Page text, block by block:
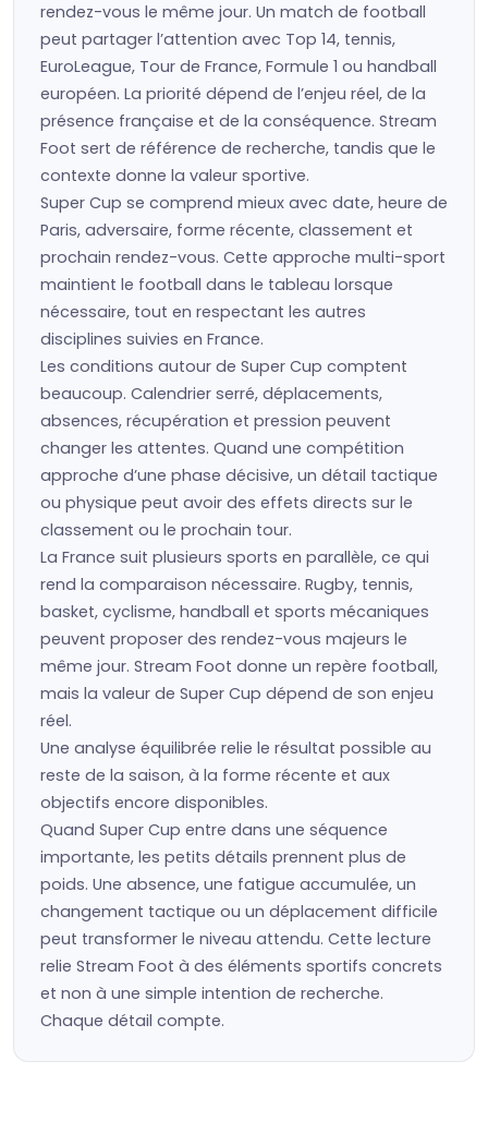
rendez-vous le même jour. Un match de football
peut partager l’attention avec Top 14, tennis,
EuroLeague, Tour de France, Formule 1 ou handball
européen. La priorité dépend de l’enjeu réel, de la
présence française et de la conséquence. Stream
Foot sert de référence de recherche, tandis que le
contexte donne la valeur sportive.
Super Cup se comprend mieux avec date, heure de
Paris, adversaire, forme récente, classement et
prochain rendez-vous. Cette approche multi-sport
maintient le football dans le tableau lorsque
nécessaire, tout en respectant les autres
disciplines suivies en France.
Les conditions autour de Super Cup comptent
beaucoup. Calendrier serré, déplacements,
absences, récupération et pression peuvent
changer les attentes. Quand une compétition
approche d’une phase décisive, un détail tactique
ou physique peut avoir des effets directs sur le
classement ou le prochain tour.
La France suit plusieurs sports en parallèle, ce qui
rend la comparaison nécessaire. Rugby, tennis,
basket, cyclisme, handball et sports mécaniques
peuvent proposer des rendez-vous majeurs le
même jour. Stream Foot donne un repère football,
mais la valeur de Super Cup dépend de son enjeu
réel.
Une analyse équilibrée relie le résultat possible au
reste de la saison, à la forme récente et aux
objectifs encore disponibles.
Quand Super Cup entre dans une séquence
importante, les petits détails prennent plus de
poids. Une absence, une fatigue accumulée, un
changement tactique ou un déplacement difficile
peut transformer le niveau attendu. Cette lecture
relie Stream Foot à des éléments sportifs concrets
et non à une simple intention de recherche.
Chaque détail compte.